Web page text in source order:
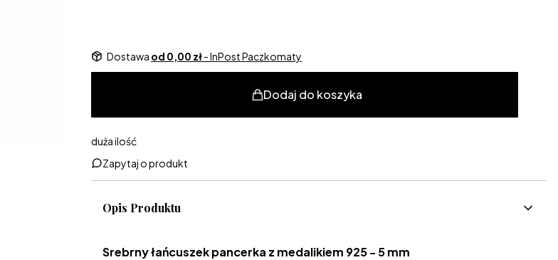
Dostawa od 0,00 zł- InPost Paczkomaty
Dodaj do koszyka
duża ilość
Zapytaj o produkt
Opis Produktu
Srebrny łańcuszek pancerka z medalikiem 925 - 5 mm